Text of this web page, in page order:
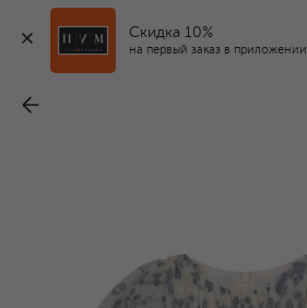
Скидка 10%
на первый заказ в приложении